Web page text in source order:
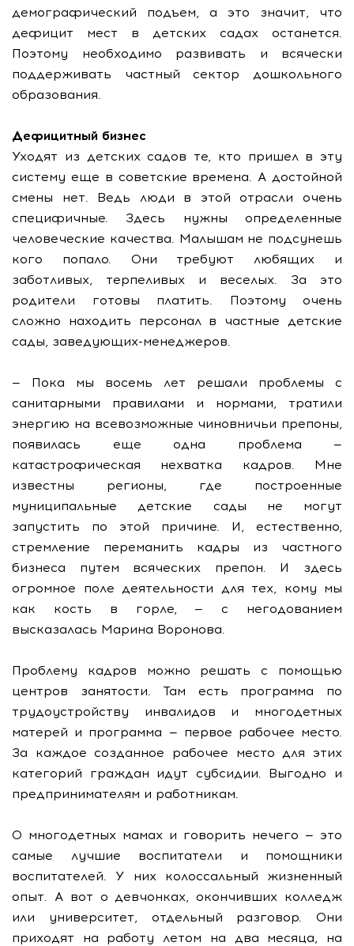
демографический подъем, а это значит, что
дефицит мест в детских садах останется.
Поэтому необходимо развивать и всячески
поддерживать частный сектор дошкольного
образования.
Дефицитный бизнес
Уходят из детских садов те, кто пришел в эту
систему еще в советские времена. А достойной
смены нет. Ведь люди в этой отрасли очень
специфичные. Здесь нужны определенные
человеческие качества. Малышам не подсунешь
кого попало. Они требуют любящих и
заботливых, терпеливых и веселых. За это
родители готовы платить. Поэтому очень
сложно находить персонал в частные детские
сады, заведующих-менеджеров.
— Пока мы восемь лет решали проблемы с
санитарными правилами и нормами, тратили
энергию на всевозможные чиновничьи препоны,
появилась еще одна проблема —
катастрофическая нехватка кадров. Мне
известны регионы, где построенные
муниципальные детские сады не могут
запустить по этой причине. И, естественно,
стремление переманить кадры из частного
бизнеса путем всяческих препон. И здесь
огромное поле деятельности для тех, кому мы
как кость в горле, — с негодованием
высказалась Марина Воронова.
Проблему кадров можно решать с помощью
центров занятости. Там есть программа по
трудоустройству инвалидов и многодетных
матерей и программа — первое рабочее место.
За каждое созданное рабочее место для этих
категорий граждан идут субсидии. Выгодно и
предпринимателям и работникам.
О многодетных мамах и говорить нечего — это
самые лучшие воспитатели и помощники
воспитателей. У них колоссальный жизненный
опыт. А вот о девчонках, окончивших колледж
или университет, отдельный разговор. Они
приходят на работу летом на два месяца, на